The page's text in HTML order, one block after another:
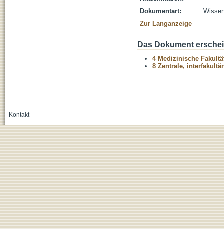
Dokumentart:
Zur Langanzeige
Das Dokument
4 Medizinische
8 Zentrale,
Kontakt